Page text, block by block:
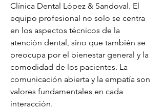
Clínica Dental López & Sandoval. El
equipo profesional no solo se centra
en los aspectos técnicos de la
atención dental, sino que también se
preocupa por el bienestar general y la
comodidad de los pacientes. La
comunicación abierta y la empatía son
valores fundamentales en cada
interacción.